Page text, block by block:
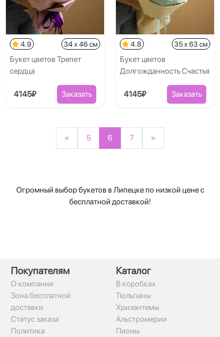
4.9 34 x 46 см
Букет цветов Трепет
сердца
4145₽ Заказать
4.8 35 x 63 см
Букет цветов
Долгожданность Счастья
4145₽ Заказать
« 5 6 7 »
Огромный выбор букетов в Липецке по низкой цене с
бесплатной доставкой!
Покупателям
О компании
Зона бесплатной
доставки
Статус заказа
Политика
Каталог
В коробках
Тюльпаны
Хризантемы
Альстромерии
Пионы